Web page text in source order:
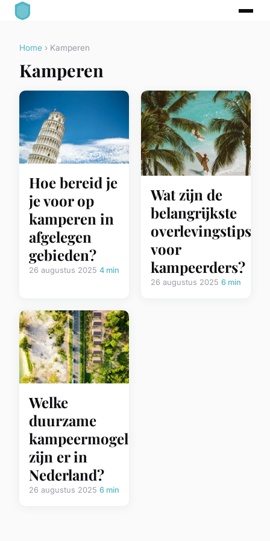
Home › Kamperen
Kamperen
Hoe bereid je
je voor op
kamperen in
afgelegen
gebieden?
26 augustus 2025 4 min
Wat zijn de
belangrijkste
overlevingstips
voor
kampeerders?
26 augustus 2025 6 min
Welke
duurzame
kampeermogelijkheden
zijn er in
Nederland?
26 augustus 2025 6 min